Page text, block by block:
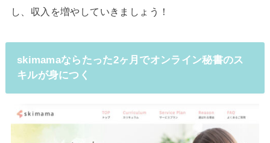
し、収入を増やしていきましょう！
skimamaならたった2ヶ月でオンライン秘書のス
キルが身につく